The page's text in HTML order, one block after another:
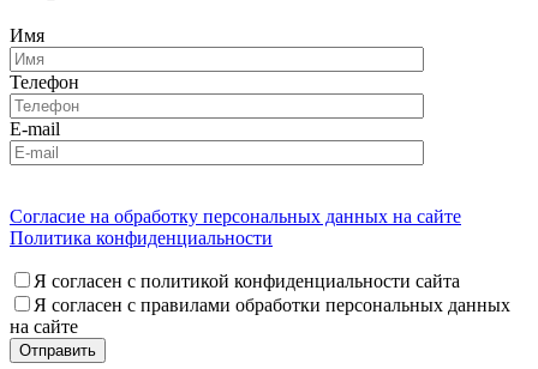
Имя
Телефон
E-mail
Согласие на обработку персональных данных на сайте
Политика конфиденциальности
Я согласен с политикой конфиденциальности сайта
Я согласен с правилами обработки персональных данных
на сайте